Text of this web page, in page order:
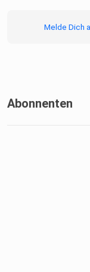
Melde Dich
Abonnenten